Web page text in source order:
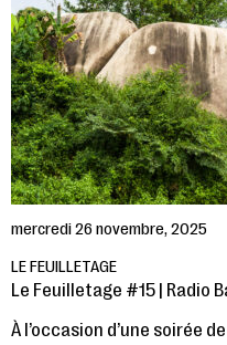
mercredi 26 novembre, 2025
LE FEUILLETAGE
Le Feuilletage #15 | Radio
À l’occasion d’une soirée